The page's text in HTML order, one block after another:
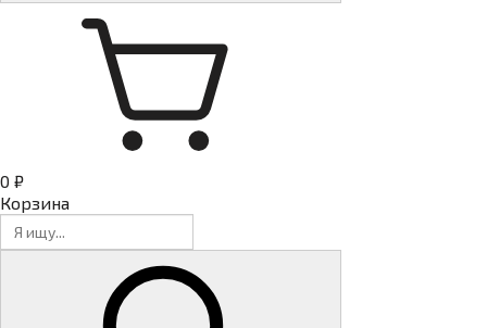
0 ₽
Корзина